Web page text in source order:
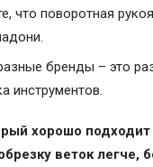
что поворотная
бренды – это
инструментов.
хорошо
веток легче,